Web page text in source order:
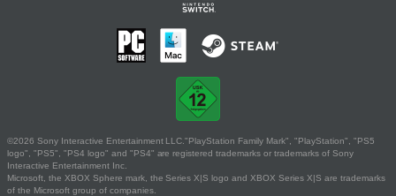
©2026 Sony Interactive Entertainment LLC."PlayStation Family Mark", "PlayStation", "PS5
logo", "PS5", "PS4 logo" and "PS4" are registered trademarks or trademarks of Sony
Interactive Entertainment Inc.
Microsoft, the XBOX Sphere mark, the Series X|S logo and XBOX Series X|S are trademarks
of the Microsoft group of companies.